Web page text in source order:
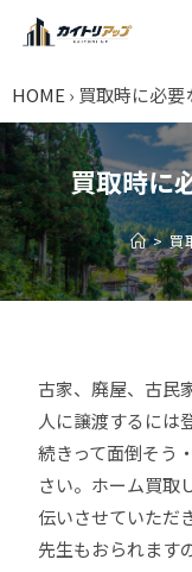
HOME › 買取時に必
買取時に
> 買
古家、廃屋、古民
人に譲渡するには
続きって面倒そう
さい。ホーム買取
伝いさせていただ
先生もおられます